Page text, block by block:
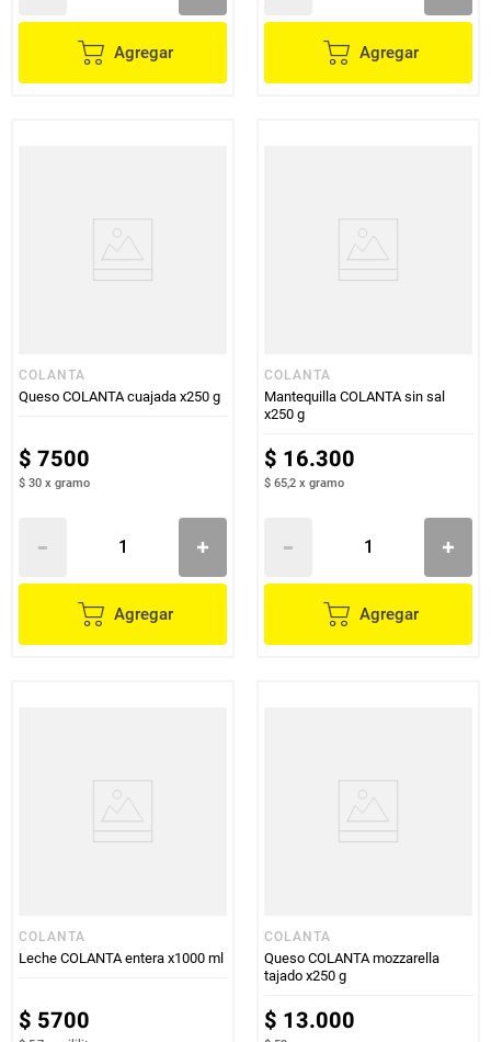
Agregar Agregar
COLANTA
Queso COLANTA cuajada x250 g
$ 7500
$ 30 x gramo
Agregar
COLANTA
Mantequilla COLANTA sin sal
x250 g
$ 16.300
$ 65,2 x gramo
Agregar
COLANTA
Leche COLANTA entera x1000 ml
$ 5700
COLANTA
Queso COLANTA mozzarella
tajado x250 g
$ 13.000